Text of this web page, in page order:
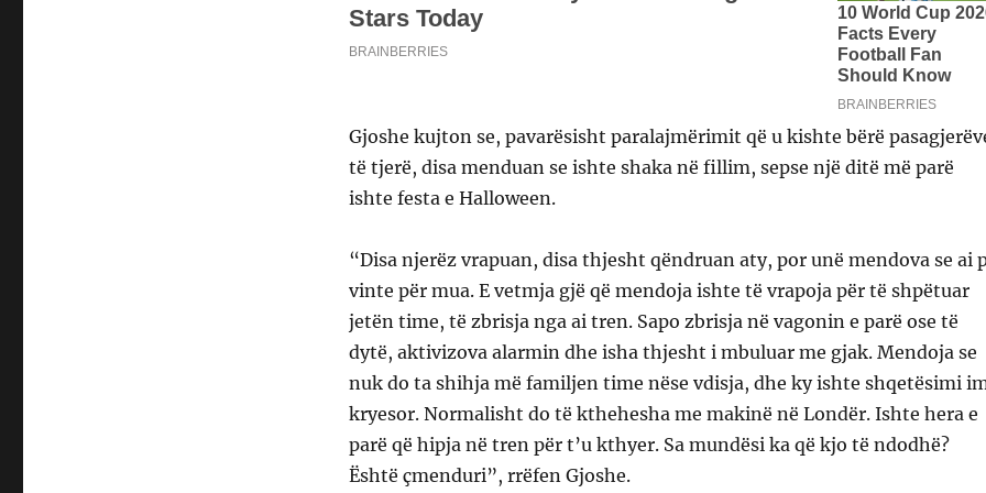
Gjoshe kujton se, pavarësisht paralajmërimit që u kishte bërë
të tjerë, disa menduan se ishte shaka në fillim, sepse një ditë më parë
ishte festa e Halloween.
“Disa njerëz vrapuan, disa thjesht qëndruan aty, por unë mendova se ai
vinte për mua. E vetmja gjë që mendoja ishte të vrapoja për të shpëtuar
jetën time, të zbrisja nga ai tren. Sapo zbrisja në vagonin e parë ose të
dytë, aktivizova alarmin dhe isha thjesht i mbuluar me gjak. Mendoja se
nuk do ta shihja më familjen time nëse vdisja, dhe ky ishte shqetësimi
kryesor. Normalisht do të kthehesha me makinë në Londër. Ishte hera e
parë që hipja në tren për t’u kthyer. Sa mundësi ka që kjo të ndodhë?
Është çmenduri”, rrëfen Gjoshe.